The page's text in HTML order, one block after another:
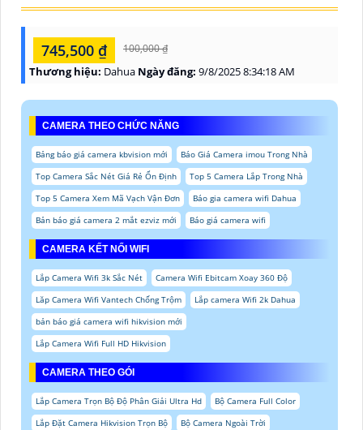
745,500 ₫ 100,000 ₫
Thương hiệu: Dahua Ngày đăng: 9/8/2025 8:34:18 AM
CAMERA THEO CHỨC NĂNG
Bảng báo giá camera kbvision mới
Báo Giá Camera imou Trong Nhà
Top Camera Sắc Nét Giá Rẻ Ổn Định
Top 5 Camera Lắp Trong Nhà
Top 5 Camera Xem Mã Vạch Vận Đơn
Báo gia camera wifi Dahua
Bản báo giá camera 2 mắt ezviz mới
Báo giá camera wifi
CAMERA KẾT NỐI WIFI
Lắp Camera Wifi 3k Sắc Nét
Camera Wifi Ebitcam Xoay 360 Độ
Lăp Camera Wifi Vantech Chống Trộm
Lắp camera Wifi 2k Dahua
bản báo giá camera wifi hikvision mới
Lắp Camera Wifi Full HD Hikvision
CAMERA THEO GÓI
Lắp Camera Trọn Bộ Độ Phân Giải Ultra Hd
Bộ Camera Full Color
Lắp Đặt Camera Hikvision Trọn Bộ
Bộ Camera Ngoài Trời